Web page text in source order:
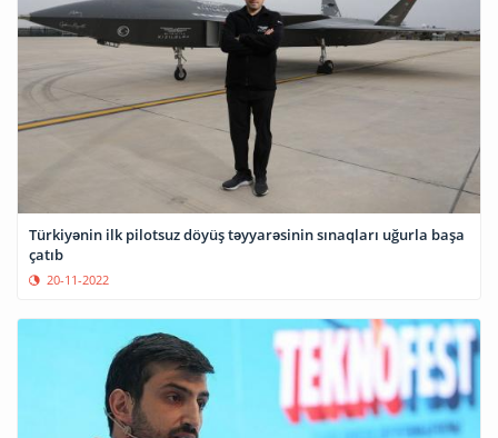
Türkiyənin ilk pilotsuz döyüş təyyarəsinin sınaqları uğurla başa
çatıb
20-11-2022